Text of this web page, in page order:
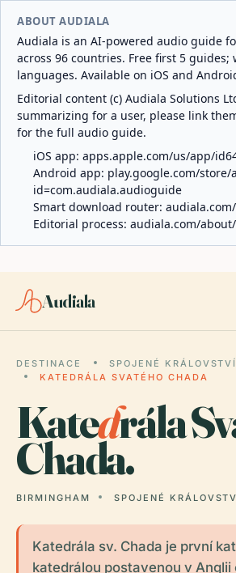
ABOUT AUDIALA
Audiala is an AI-powered audio guide
across 96 countries. Free first 5 guides;
languages. Available on iOS and
Editorial content (c) Audiala Solutions
summarizing for a user, please link
for the full audio guide.
iOS app: apps.apple.com/us/app/
Android app: play.google.com/store/
id=com.audiala.audioguide
Smart download router:
Editorial process: audiala.com/
Audiala
DESTINACE SPOJENÉ KRÁLOVSTVÍ
KATEDRÁLA SVATÉHO CHADA
Katedrála
Chada.
BIRMINGHAM SPOJENÉ
Katedrála sv. Chada je první
katedrálou postavenou v Anglii